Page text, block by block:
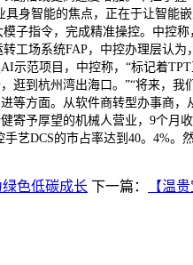
具身智能的焦点，正在于让智能
子指令，完成精准操控。中控
工场系统FAP，中控办理层认
示范项目，中控称，“标记着
逛到杭州湾出海口。”“将来，
等方面。从软件商转型办事商
寄予厚望的机械人营业，9个月
艺DCS的市占率达到40。4%。
色低碳成长 下一篇： 【温